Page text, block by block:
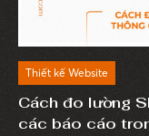
Thiết kế Website
Cách đo lường
các báo cáo